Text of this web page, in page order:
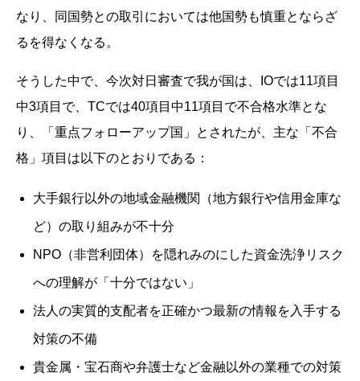
なり、同国勢との取引においては他国勢も慎重とならざ
るを得なくなる。
そうした中で、今次対日審査で我が国は、IOでは11項目
中3項目で、TCでは40項目中11項目で不合格水準とな
り、「重点フォローアップ国」とされたが、主な「不合
格」項目は以下のとおりである：
大手銀行以外の地域金融機関（地方銀行や信用金庫な
ど）の取り組みが不十分
NPO（非営利団体）を隠れみのにした資金洗浄リスク
への理解が「十分ではない」
法人の実質的支配者を正確かつ最新の情報を入手する
対策の不備
貴金属・宝石商や弁護士など金融以外の業種での対策